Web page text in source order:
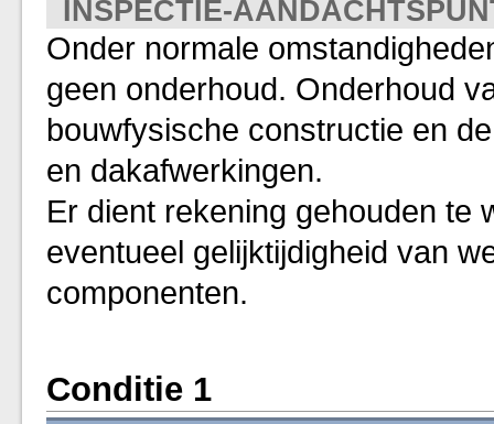
INSPECTIE-
Onder normale
geen onderhoud. Onderhoud
bouwfysische constructie en
en dakafwerkingen.
Er dient rekening gehouden te
eventueel gelijktijdigheid van
componenten.
Conditie 1